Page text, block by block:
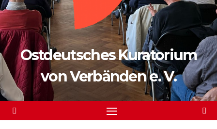
Ostdeutsches Kuratorium
von Verbänden e. V.